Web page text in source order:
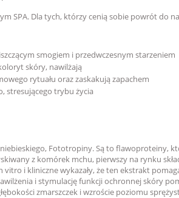
SPA. Dla tych, którzy cenią sobie powrót do
smogiem i przedwczesnym starzeniem
skóry, nawilżają
rytuału oraz zaskakują zapachem
stresującego trybu życia
Fototropiny. Są to flawoproteiny,
z komórek mchu, pierwszy na rynku
i kliniczne wykazały, że ten ekstrakt
i stymulację funkcji ochronnej skóry
zmarszczek i wzroście poziomu